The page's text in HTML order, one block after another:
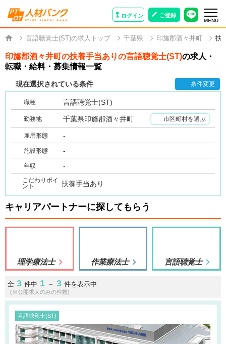
ログイン ご登録
MENU
言語聴覚士(ST)の求人トップ 千葉県 印旛郡酒々井町 扶
印旛郡酒々井町の扶養手当ありの言語聴覚士(ST)の求人・
転職・給料・募集情報一覧
現在選択されている条件 条件変更
職種 言語聴覚士(ST)
勤務地 千葉県印旛郡酒々井町 市区町村を選ぶ
雇用形態 -
施設形態 -
年収 -
こだわりポイ
ント
扶養手当あり
キャリアパートナーに探してもらう
理学療法士 作業療法士 言語聴覚士
全 3 件中 1 ～ 3 件を表示中
(※公開求人のみの件数)
言語聴覚士(ST)